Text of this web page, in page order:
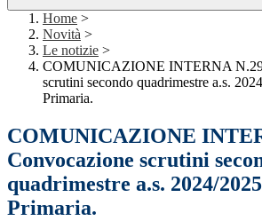
Home >
Novità >
Le notizie >
COMUNICAZIONE INTERNA
scrutini secondo quadrimestre a.s.
Primaria.
COMUNICAZIONE
Convocazione scrutini
quadrimestre a.s. 2024/
Primaria.